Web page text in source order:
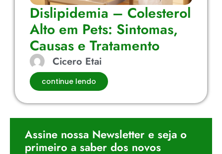
Dislipidemia – Colesterol
Alto em Pets: Sintomas,
Causas e Tratamento
Cicero Etai
continue lendo
Assine nossa Newsletter e seja o
primeiro a saber dos novos